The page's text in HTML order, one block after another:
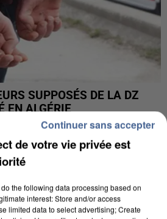
SUPPOSÉS DE LA DZ
EN ALGÉRIE
de votre vie privée est
do the following data processing based on
interest: Store and/or access
limited data to select advertising; Create
Continuer sans accepter